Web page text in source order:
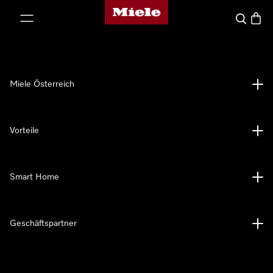
Miele-Homepage
Suche
Miele Österreich
Vorteile
Smart Home
Geschäftspartner